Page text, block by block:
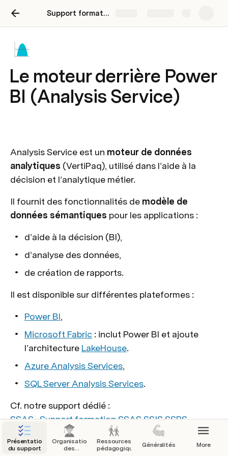
Support formation Rapports Power BI
Le moteur derrière Power
BI (Analysis Service)
Analysis Service est un moteur de données
analytiques (VertiPaq), utilisé dans l’aide à la
décision et l’analytique métier.
Il fournit des fonctionnalités de modèle de
données sémantiques pour les applications :
d’aide à la décision (BI),
d’analyse des données,
de création de rapports.
Il est disponible sur différentes plateformes :
Power BI,
Microsoft Fabric : inclut Power BI et ajoute
l’architecture LakeHouse.
Azure Analysis Services,
SQL Server Analysis Services.
Cf. notre support dédié :
SSAS · Support formation SSAS SSIS SSRS
Présentation
du support
Organisation
des
Ressources
pédagogiques
Généralités More